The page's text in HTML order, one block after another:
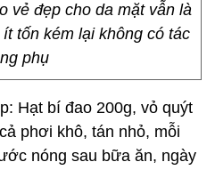
vẻ đẹp cho da mặt vẫn là
tốn kém lại không có tác
phụ
Hạt bí đao 200g, vỏ quýt
phơi khô, tán nhỏ, mỗi
nóng sau bữa ăn, ngày